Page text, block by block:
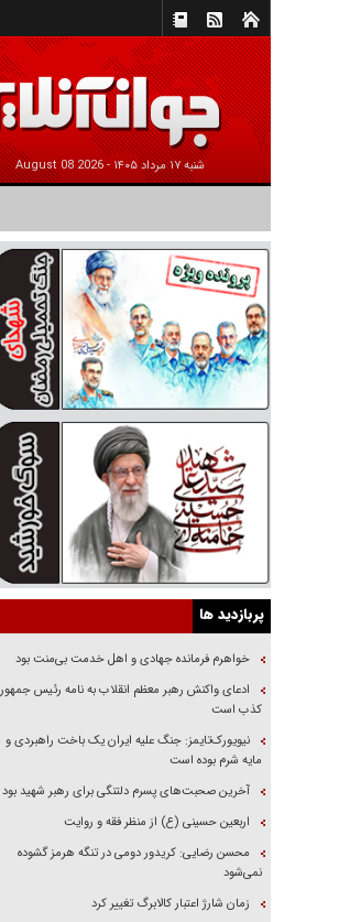
شنبه ۱۷ مرداد ۱۴۰۵ - 2026 August 08
پربازدید ها
خواهرم فرمانده جهادی و اهل خدمت بی‌منت بود
ادعای واکنش رهبر معظم انقلاب به نامه رئیس جمهور
کذب است
نیویورک‌تایمز: جنگ علیه ایران یک باخت راهبردی و
مایه شرم بوده است
آخرین صحبت‌های پسرم دلتنگی برای رهبر شهید بود
اربعین حسینی (ع) از منظر فقه و روایت
محسن رضایی: کریدور دومی در تنگه هرمز گشوده
نمی‌شود
زمان شارژ اعتبار کالابرگ تغییر کرد